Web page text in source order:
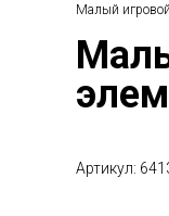
Малый
Малый игровой
Артикул: